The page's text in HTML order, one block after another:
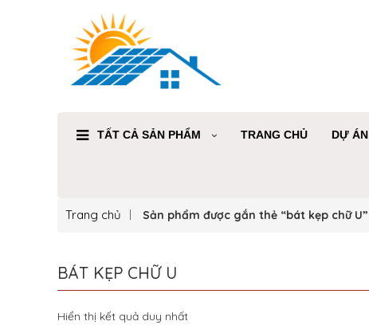
TẤT CẢ SẢN PHẨM TRANG CHỦ DỰ ÁN
Trang chủ Sản phẩm được gắn thẻ “bát kẹp chữ U”
BÁT KẸP CHỮ U
Hiển thị kết quả duy nhất